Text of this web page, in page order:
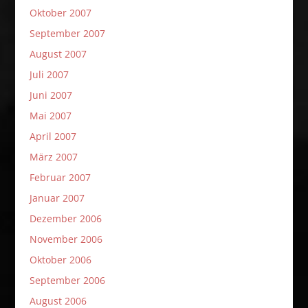
Oktober 2007
September 2007
August 2007
Juli 2007
Juni 2007
Mai 2007
April 2007
März 2007
Februar 2007
Januar 2007
Dezember 2006
November 2006
Oktober 2006
September 2006
August 2006